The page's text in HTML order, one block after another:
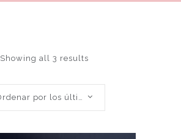
Showing all 3 results
Ordenar por los últimos